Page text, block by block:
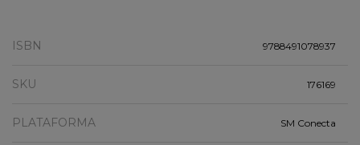
ISBN 9788491078937
SKU 176169
PLATAFORMA SM Conecta